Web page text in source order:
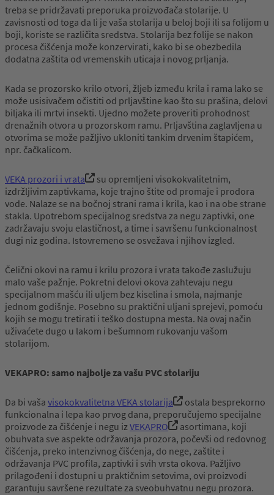
treba se pridržavati preporuka proizvođača stolarije. U
zavisnosti od toga da li je vaša stolarija u beloj boji ili sa folijom u
boji, koriste se različita sredstva. Stolarija bez folije se nakon
procesa čišćenja može konzervirati, kako bi se obezbedila
dodatna zaštita od vremenskih uticaja i novog prljanja.
Kada se prozorsko krilo otvori, žljeb između krila i rama lako se
može usisivačem očistiti od prljavštine kao što su prašina, delovi
biljaka ili mrtvi insekti. Ujedno možete proveriti prohodnost
drenažnih otvora u prozorskom ramu. Prljavština zaglavljena u
otvorima se može pažljivo ukloniti tankim drvenim štapićem,
npr. čačkalicom.
VEKA prozori i vrata
su opremljeni visokokvalitetnim,
izdržljivim zaptivkama, koje trajno štite od promaje i prodora
vode. Nalaze se na bočnoj strani rama i krila, kao i na obe strane
stakla. Upotrebom specijalnog sredstva za negu zaptivki, one
zadržavaju svoju elastičnost, a time i savršenu funkcionalnost
dugi niz godina. Istovremeno se osvežava i njihov izgled.
Čelični okovi na ramu i krilu prozora i vrata takođe zaslužuju
malo vaše pažnje. Pokretni delovi okova zahtevaju negu
specijalnom mašću ili uljem bez kiselina i smola, najmanje
jednom godišnje. Posebno su praktični uljani sprejevi, pomoću
kojih se mogu tretirati i teško dostupna mesta. Na ovaj način
uživaćete dugo u lakom i bešumnom rukovanju vašom
stolarijom.
VEKAPRO: samo najbolje za vašu PVC stolariju
Da bi vaša visokokvalitetna VEKA stolarija
ostala besprekorno
funkcionalna i lepa kao prvog dana, preporučujemo specijalne
proizvode za čišćenje i negu izVEKAPRO
asortimana, koji
obuhvata sve aspekte održavanja prozora, počevši od redovnog
čišćenja, preko intenzivnog čišćenja, do nege, zaštite i
održavanja PVC profila, zaptivki i svih vrsta okova. Pažljivo
prilagođeni i dostupni u praktičnim setovima, ovi proizvodi
garantuju savršene rezultate za sveobuhvatnu negu prozora.